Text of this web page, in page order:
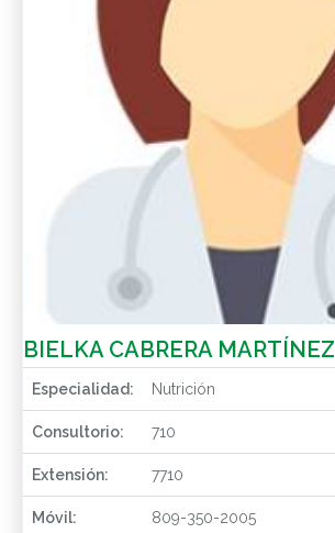
BIELKA CABRERA MARTÍNEZ
Especialidad: Nutrición
Consultorio: 710
Extensión: 7710
Móvil: 809-350-2005